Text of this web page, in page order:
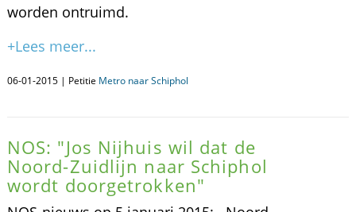
worden ontruimd.
+Lees meer...
06-01-2015 | Petitie Metro naar Schiphol
NOS: "Jos Nijhuis wil dat de
Noord-Zuidlijn naar Schiphol
wordt doorgetrokken"